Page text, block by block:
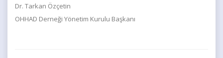
Dr. Tarkan Özçetin
OHHAD Derneği Yönetim Kurulu Başkanı